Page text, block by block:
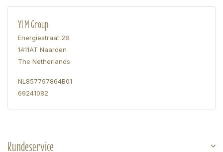
YLM Group
Energiestraat 28
1411AT Naarden
The Netherlands
NL857797864B01
69241082
Kundeservice